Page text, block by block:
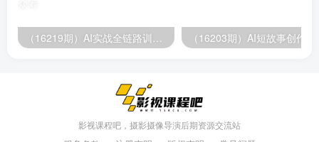
影视课程吧，摄影摄像导演后期资源交流站